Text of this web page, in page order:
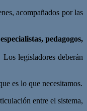
acompañados por las
pedagogos,
legisladores deberán
es lo que necesitamos.
entre el sistema,